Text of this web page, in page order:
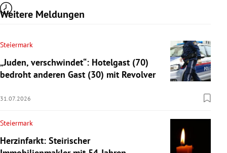
Weitere Meldungen
Steiermark
„Juden, verschwindet“: Hotelgast (70)
bedroht anderen Gast (30) mit Revolver
31.07.2026
Steiermark
Herzinfarkt: Steirischer